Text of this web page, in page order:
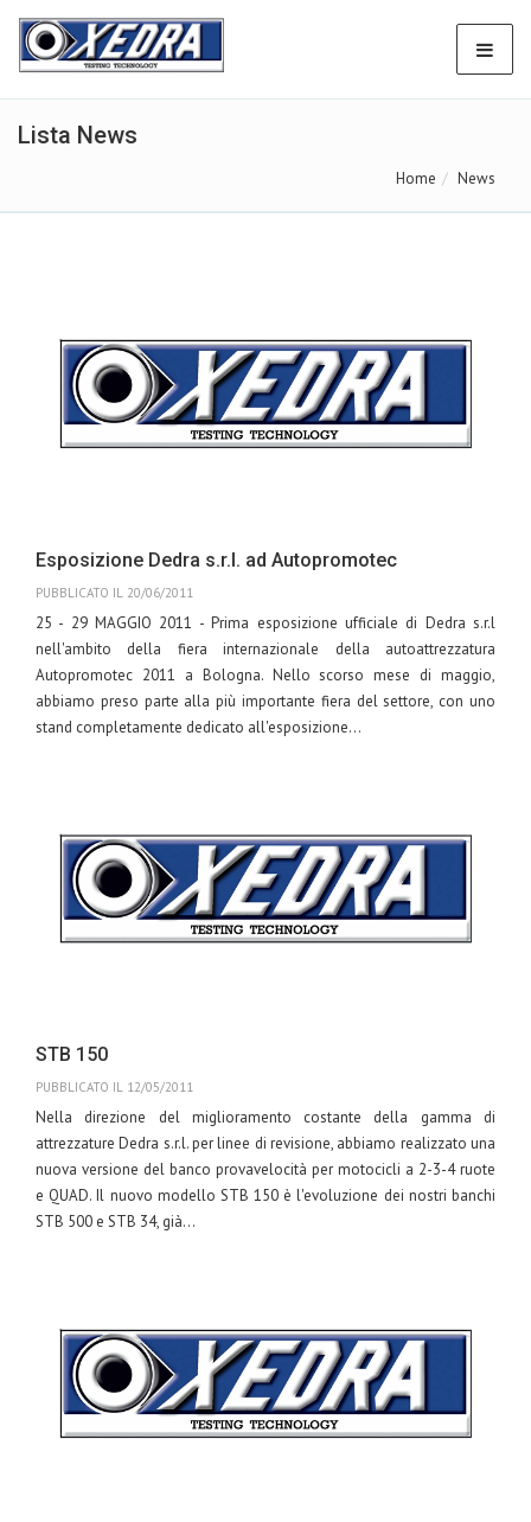
Lista News
Home News
Esposizione Dedra s.r.l. ad Autopromotec
PUBBLICATO IL 20/06/2011
25 - 29 MAGGIO 2011 - Prima esposizione ufficiale di Dedra s.r.l
nell'ambito della fiera internazionale della autoattrezzatura
Autopromotec 2011 a Bologna. Nello scorso mese di maggio,
abbiamo preso parte alla più importante fiera del settore, con uno
stand completamente dedicato all'esposizione...
STB 150
PUBBLICATO IL 12/05/2011
Nella direzione del miglioramento costante della gamma di
attrezzature Dedra s.r.l. per linee di revisione, abbiamo realizzato una
nuova versione del banco provavelocità per motocicli a 2-3-4 ruote
e QUAD. Il nuovo modello STB 150 è l'evoluzione dei nostri banchi
STB 500 e STB 34, già...